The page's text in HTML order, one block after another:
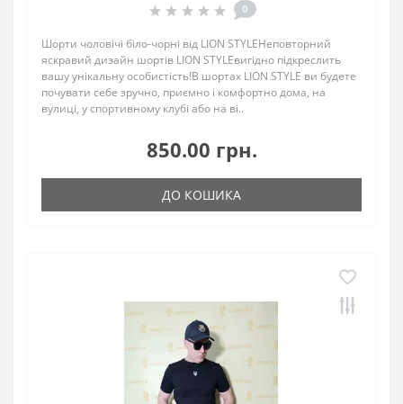
0
Шорти чоловічі біло-чорні від LION STYLEНеповторний
яскравий дизайн шортів LION STYLEвигідно підкреслить
вашу унікальну особистість!В шортах LION STYLE ви будете
почувати себе зручно, приємно і комфортно дома, на
вулиці, у спортивному клубі або на ві..
850.00 грн.
ДО КОШИКА